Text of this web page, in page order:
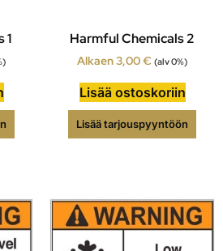
1 Harmful Chemicals 2
Alkaen3,00€ (alv 0%)
Lisää ostoskoriin
Lisää tarjouspyyntöön